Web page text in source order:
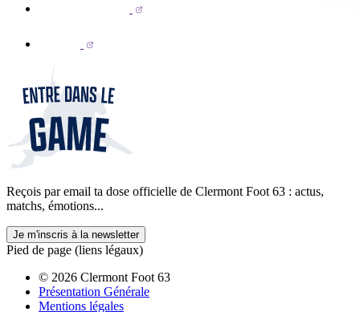
Reçois par email ta dose officielle de Clermont Foot 63 : actus,
matchs, émotions...
Je m'inscris à la newsletter
Pied de page (liens légaux)
© 2026 Clermont Foot 63
Présentation Générale
Mentions légales